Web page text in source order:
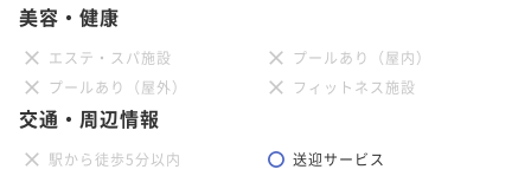
美容・健康
エステ・スパ施設
プールあり（屋内）
プールあり（屋外）
フィットネス施設
交通・周辺情報
駅から徒歩5分以内
送迎サービス